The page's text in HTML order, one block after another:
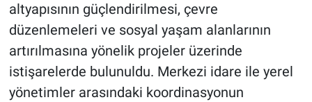
altyapısının güçlendirilmesi, çevre
düzenlemeleri ve sosyal yaşam alanlarının
artırılmasına yönelik projeler üzerinde
istişarelerde bulunuldu. Merkezi idare ile yerel
yönetimler arasındaki koordinasyonun